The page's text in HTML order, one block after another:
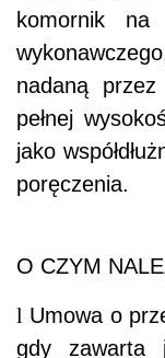
komornik na
nadaną
pełnej
jako
poręczenia.
O CZYM
l Umowa o
gdy zawarta